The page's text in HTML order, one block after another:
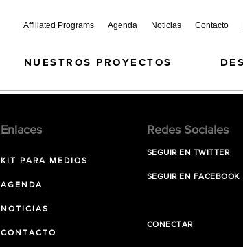
Affiliated Programs Agenda Noticias Contacto
NUESTROS PROYECTOS
Enlaces
KIT PARA MEDIOS
AGENDA
NOTICIAS
CONTACTO
Redes Sociales
SEGUIR EN TWITTER
SEGUIR EN FACEBOOK
CONECTAR